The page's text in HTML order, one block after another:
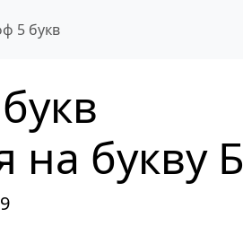
5 букв
букву Б